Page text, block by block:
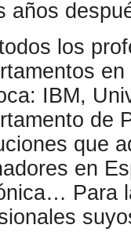
años
los
IBM,
de
que
en
Para